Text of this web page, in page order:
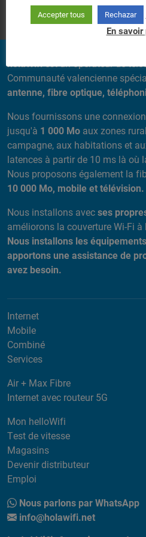
holaWifi
Communauté valencienne
antenne, fibre optique,
Nous fournissons une
jusqu'à 1 000 Mo aux zones
campagne, aux habitations et
latences à partir de 10 ms là où
Nous proposons également la
10 000 Mo, mobile et télévision.
Nous installons avecses
améliorons la couverture Wi-Fi
Nous installons les
apportons une assistance de
avez besoin.
Internet
Mobile
Combiné
Services
Air + Max Fibre
Internet avec routeur 5G
Mon helloWifi
Test de vitesse
Magasins
Devenir distributeur
Emploi
Nous parlons par WhatsApp
info@holawifi.net
Accepter tous Rechazar
En savoir